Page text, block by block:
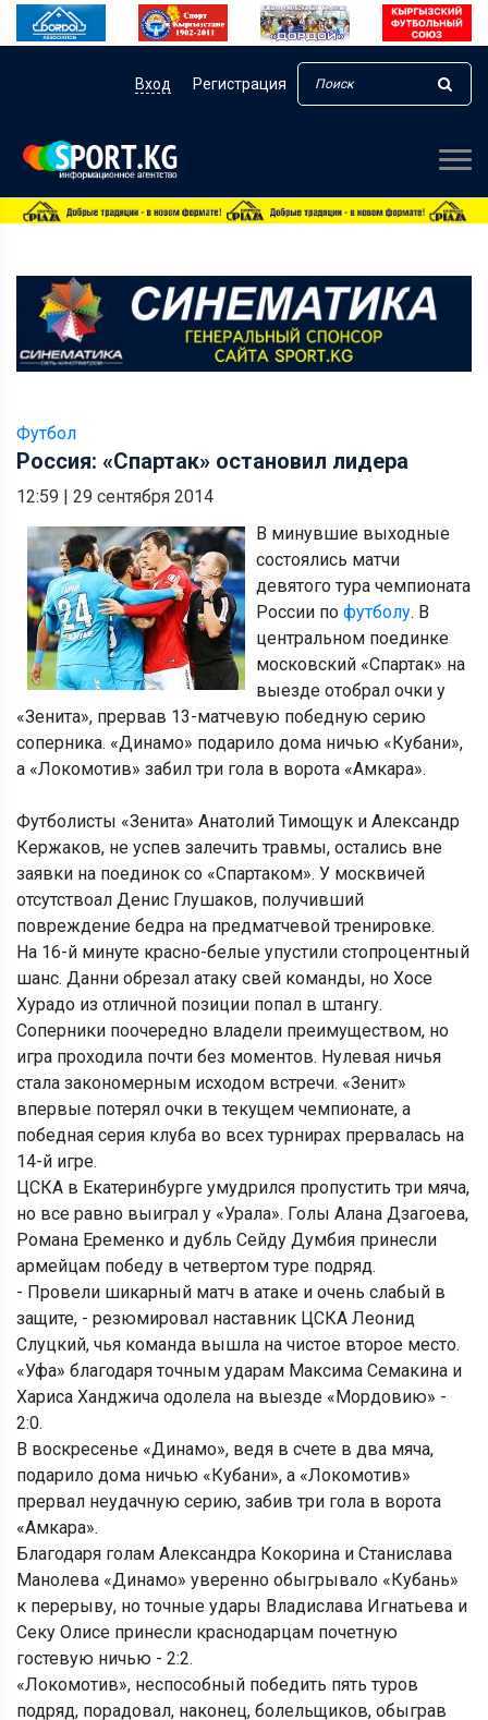
Вход Регистрация
Футбол
Россия: «Спартак» остановил лидера
12:59 | 29 сентября 2014
В минувшие выходные
состоялись матчи
девятого тура чемпионата
России по футболу. В
центральном поединке
московский «Спартак» на
выезде отобрал очки у
«Зенита», прервав 13-матчевую победную серию
соперника. «Динамо» подарило дома ничью «Кубани»,
а «Локомотив» забил три гола в ворота «Амкара».
Футболисты «Зенита» Анатолий Тимощук и Александр
Кержаков, не успев залечить травмы, остались вне
заявки на поединок со «Спартаком». У москвичей
отсутствоал Денис Глушаков, получивший
повреждение бедра на предматчевой тренировке.
На 16-й минуте красно-белые упустили стопроцентный
шанс. Данни обрезал атаку свей команды, но Хосе
Хурадо из отличной позиции попал в штангу.
Соперники поочередно владели преимуществом, но
игра проходила почти без моментов. Нулевая ничья
стала закономерным исходом встречи. «Зенит»
впервые потерял очки в текущем чемпионате, а
победная серия клуба во всех турнирах прервалась на
14-й игре.
ЦСКА в Екатеринбурге умудрился пропустить три мяча,
но все равно выиграл у «Урала». Голы Алана Дзагоева,
Романа Еременко и дубль Сейду Думбия принесли
армейцам победу в четвертом туре подряд.
- Провели шикарный матч в атаке и очень слабый в
защите, - резюмировал наставник ЦСКА Леонид
Слуцкий, чья команда вышла на чистое второе место.
«Уфа» благодаря точным ударам Максима Семакина и
Хариса Ханджича одолела на выезде «Мордовию» -
2:0.
В воскресенье «Динамо», ведя в счете в два мяча,
подарило дома ничью «Кубани», а «Локомотив»
прервал неудачную серию, забив три гола в ворота
«Амкара».
Благодаря голам Александра Кокорина и Станислава
Манолева «Динамо» уверенно обыгрывало «Кубань»
к перерыву, но точные удары Владислава Игнатьева и
Секу Олисе принесли краснодарцам почетную
гостевую ничью - 2:2.
«Локомотив», неспособный победить пять туров
подряд, порадовал, наконец, болельщиков, обыграв